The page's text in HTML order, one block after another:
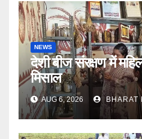
NEWS
देशी बीज संरक्षण में
मिसाल
AUG 6, 2026 BHARAT